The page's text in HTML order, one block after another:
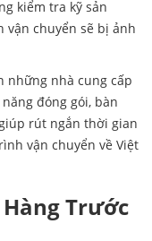
kiểm tra kỹ sản
chuyển sẽ bị ảnh
những nhà cung cấp
đóng gói, bàn
rút ngắn thời gian
vận chuyển về Việt
Trước